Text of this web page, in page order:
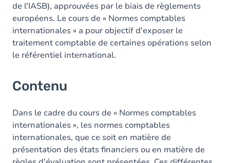
de l'IASB), approuvées par le biais de règlements
européens. Le cours de « Normes comptables
internationales » a pour objectif d'exposer le
traitement comptable de certaines opérations selon
le référentiel international.
Contenu
Dans le cadre du cours de « Normes comptables
internationales », les normes comptables
internationales, que ce soit en matière de
présentation des états financiers ou en matière de